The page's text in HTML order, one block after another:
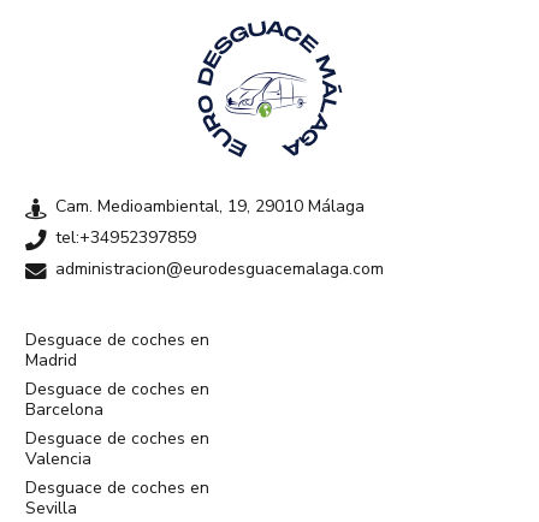
Cam. Medioambiental, 19, 29010 Málaga
tel:+34952397859
administracion@eurodesguacemalaga.com
Desguace de coches en
Madrid
Desguace de coches en
Barcelona
Desguace de coches en
Valencia
Desguace de coches en
Sevilla